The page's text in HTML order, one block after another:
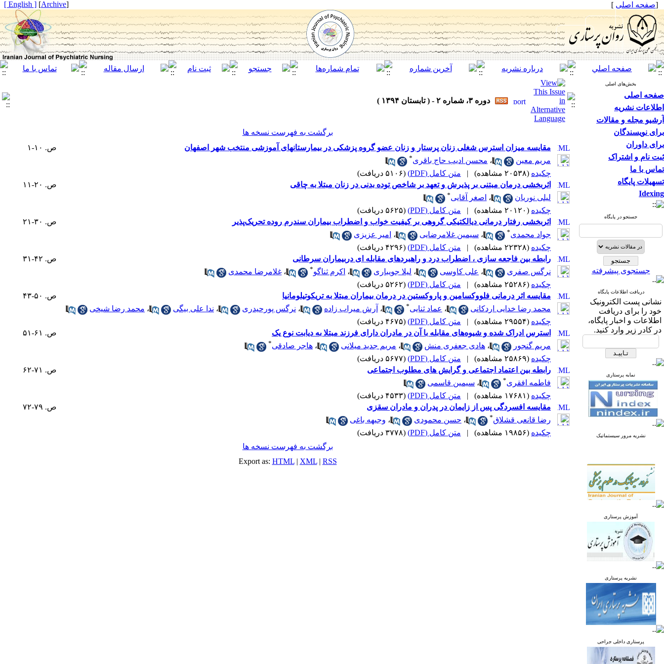
[صفحه اصلی ]
[
Archive
]
[ English ]
بخش‌های اصلی
صفحه اصلی
اطلاعات نشریه
آرشیو مجله و مقالات
برای نویسندگان
برای داوران
ثبت نام و اشتراک
تماس با ما
تسهیلات پایگاه
Idexing
جستجو در پایگاه
جستجوی پیشرفته
دریافت اطلاعات پایگاه
نشانی پست الکترونیک
خود را برای دریافت
اطلاعات و اخبار پایگاه،
در کادر زیر وارد کنید.
نمایه پرستاری
نشریه مرور سیستماتیک
آموزش پرستاری
نشریه پرستاری
پرستاری داخلی جراحی
دوره ۳، شماره ۲ - ( تابستان ۱۳۹۴ )
برگشت به فهرست نسخه ها
مقایسه میزان استرس شغلی زنان پرستار و زنان عضو گروه پزشکی در بیمارستانهای آموزشی منتخب شهر اصفهان
ص. ۱۰-۱
مریم معین
، محسن ادیب حاج باقری*
چکیده (۲۰۵۳۸ مشاهده) | متن کامل (PDF)
(۵۱۰۶ دریافت)
اثربخشی درمان مبتنی بر پذیرش و تعهد بر شاخص توده بدنی در زنان مبتلا به چاقی
ص. ۲۰-۱۱
لیلی نوریان
، اصغر آقایی*
چکیده (۲۰۱۲۰ مشاهده) | متن کامل (PDF)
(۵۶۲۵ دریافت)
اثربخشی رفتار درمانی دیالکتیکی گروهی بر کیفیت خواب و اضطراب بیماران سندرم روده تحریک‌پذیر
ص. ۳۰-۲۱
جواد محمدی* ، سیمین غلامرضایی ، امیر عزیزی
چکیده (۲۲۳۲۸ مشاهده) | متن کامل (PDF)
(۴۲۹۶ دریافت)
رابطه بین فاجعه سازی ، اضطراب درد و راهبردهای مقابله ای دربیماران سرطانی
ص. ۴۲-۳۱
نرگس صفری
، علی کاوسی ، لیلا جویباری ، اکرم ثناگو* ، غلامرضا محمدی
چکیده (۲۵۲۸۶ مشاهده) | متن کامل (PDF)
(۵۲۶۲ دریافت)
مقایسه اثر درمانی فلووکسامین و پاروکستین در درمان بیماران مبتلا به تریکوتیلومانیا
ص. ۵۰-۴۳
محمد رضا خدایی اردکانی
، عماد ثنایی* ، آرش میراب زاده ، نرگس پورحیدری ، ندا علی بیگی ، محمد رضا شیخی
چکیده (۲۹۵۵۴ مشاهده) | متن کامل (PDF)
(۴۶۷۵ دریافت)
استرس ادراک شده و شیوه‌های مقابله با آن در مادران دارای فرزند مبتلا به دیابت نوع یک
ص. ۶۱-۵۱
مریم گنجور
، هادی جعفری منش ، مریم جدید میلانی ، هاجر صادقی*
چکیده (۲۵۸۶۹ مشاهده) | متن کامل (PDF)
(۵۶۷۷ دریافت)
رابطه بین اعتماد اجتماعی و گرایش های مطلوب اجتماعی
ص. ۷۱-۶۲
فاطمه افقری* ، سیمین قاسمی
چکیده (۱۷۶۸۱ مشاهده) | متن کامل (PDF)
(۴۵۳۳ دریافت)
مقایسه افسردگی پس از زایمان در پدران و مادران سقزی
ص. ۷۹-۷۲
رضا قانعی قشلاق* ، حسن محمودی ، وجیهه باغی
چکیده (۱۹۸۵۶ مشاهده) | متن کامل (PDF)
(۳۷۷۸ دریافت)
برگشت به فهرست نسخه ها
Export as: HTML| XML| RSS